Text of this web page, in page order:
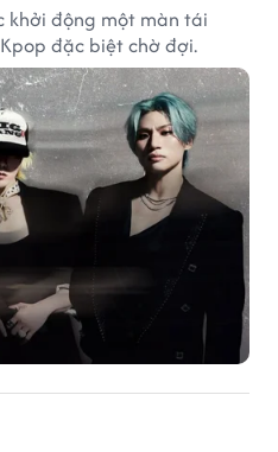
khởi động một màn tái
đặc biệt chờ đợi.